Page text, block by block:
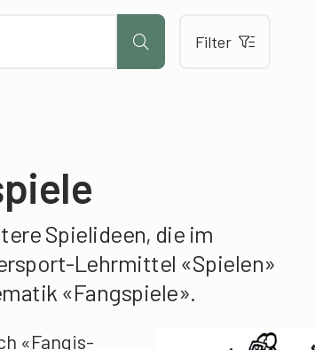
Filter
Spielideen, die im
Lehrmittel «Spielen»
«Fangspiele».
«Fangis-